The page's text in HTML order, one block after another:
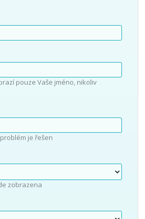
pouze Vaše jméno, nikoliv
je řešen
zobrazena